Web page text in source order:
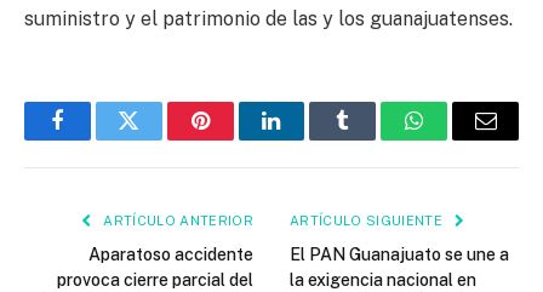
suministro y el patrimonio de las y los guanajuatenses.
FacebookTwitter PinterestLinkedInTumblr WhatsAppEmail
ARTÍCULO ANTERIOR
Aparatoso accidente
provoca cierre parcial del
ARTÍCULO SIGUIENTE
El PAN Guanajuato se une a
la exigencia nacional en